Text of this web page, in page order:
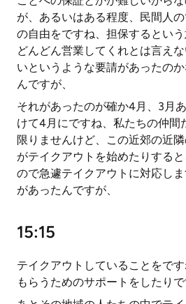
が、あるいはある程度、民間人
の自由をですね、担保するという
どんどん営業してくれとは言え
いというような要請があったの
んですが、
それがあったのが確か4月、3月
けて4月にですね、私たちの仲間
限りませんけど、この近郊の近
がテイクアウトを始めたりする
ので急遽テイクアウトに対応し
があったんですが、
15:15
テイクアウトしていることをで
もらうためのサポートをしたりで